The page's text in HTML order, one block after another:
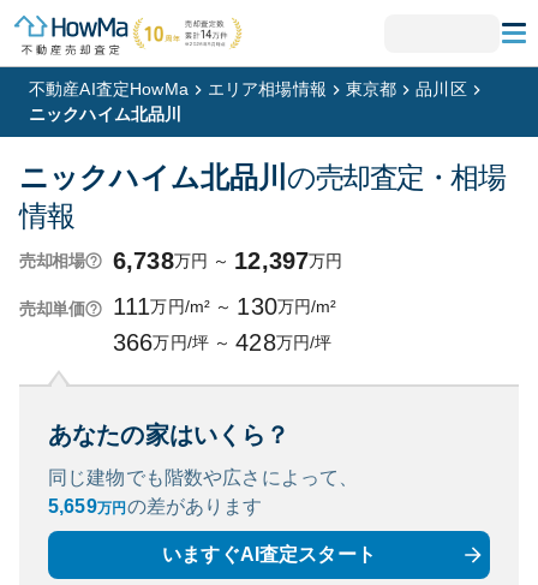
不動産AI査定HowMa エリア相場情報 東京都
品川区
ニックハイム北品川
ニックハイム北品川 の売却査定・相場
情報
売却相場 6,738万円 ～ 12,397万円
売却単価 111万円/m² ～ 130万円/m²
366万円/坪 ～ 428万円/坪
あなたの家はいくら？
同じ建物でも階数や広さによって、
5,659万円 の差があります
いますぐAI査定スタート